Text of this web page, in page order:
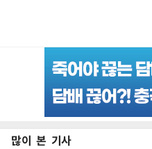
많이 본 기사